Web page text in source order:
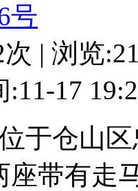
号
| 浏览
:11-17
于仓山
座带有走